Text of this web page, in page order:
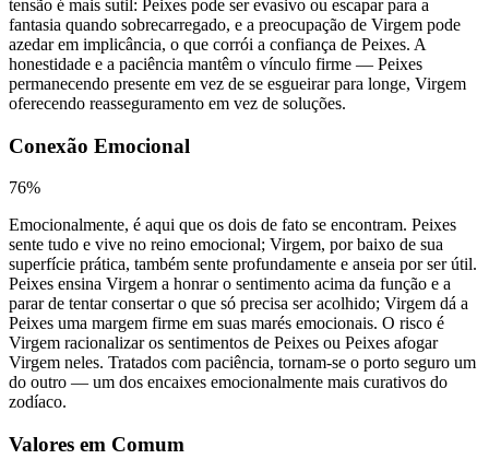
tensão é mais sutil: Peixes pode ser evasivo ou escapar para a
fantasia quando sobrecarregado, e a preocupação de Virgem pode
azedar em implicância, o que corrói a confiança de Peixes. A
honestidade e a paciência mantêm o vínculo firme — Peixes
permanecendo presente em vez de se esgueirar para longe, Virgem
oferecendo reasseguramento em vez de soluções.
Conexão Emocional
76%
Emocionalmente, é aqui que os dois de fato se encontram. Peixes
sente tudo e vive no reino emocional; Virgem, por baixo de sua
superfície prática, também sente profundamente e anseia por ser útil.
Peixes ensina Virgem a honrar o sentimento acima da função e a
parar de tentar consertar o que só precisa ser acolhido; Virgem dá a
Peixes uma margem firme em suas marés emocionais. O risco é
Virgem racionalizar os sentimentos de Peixes ou Peixes afogar
Virgem neles. Tratados com paciência, tornam-se o porto seguro um
do outro — um dos encaixes emocionalmente mais curativos do
zodíaco.
Valores em Comum